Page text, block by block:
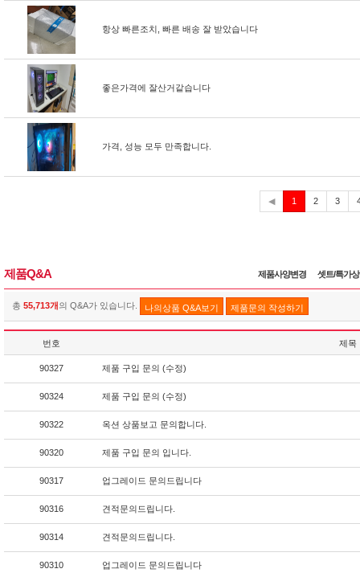
항상 빠른조치, 빠른 배송 잘 받았습니다
좋은가격에 잘산거같습니다
가격, 성능 모두 만족합니다.
◀ 1
재
2 3
제품Q&A 제품사양변경 셋트/특가
총 55,713개의 Q&A가 있습니다. 나의상품 Q&A보기 제품문의 작성하기
번호 제목
90327 제품 구입 문의 (수정)
90324 제품 구입 문의 (수정)
90322 옥션 상품보고 문의합니다.
90320 제품 구입 문의 입니다.
90317 업그레이드 문의드립니다
90316 견적문의드립니다.
90314 견적문의드립니다.
90310 업그레이드 문의드립니다